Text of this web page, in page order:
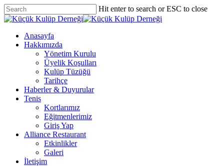
Skip
to
content
Hit enter to search or ESC to close
Close
Menu
Anasayfa
Hakkımızda
Yönetim Kurulu
Üyelik Koşulları
Kulüp Tüzüğü
Tarihçe
Haberler & Duyurular
Tenis
Kortlarımız
Eğitmenlerimiz
Giriş Yap
Alliance Restaurant
Etkinlikler
Galeri
İletişim